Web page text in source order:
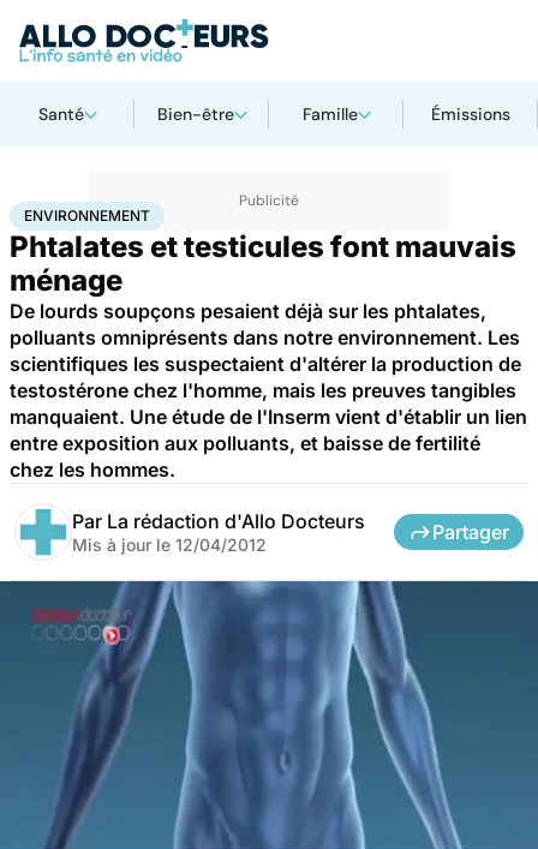
Santé Bien-être Famille Émissions
AccueilBien-êtreEnvironnement
ENVIRONNEMENT
Phtalates et testicules font mauvais
ménage
De lourds soupçons pesaient déjà sur les phtalates,
polluants omniprésents dans notre environnement. Les
scientifiques les suspectaient d'altérer la production de
testostérone chez l'homme, mais les preuves tangibles
manquaient. Une étude de l'Inserm vient d'établir un lien
entre exposition aux polluants, et baisse de fertilité
chez les hommes.
Par La rédaction d'Allo Docteurs
Mis à jour le 12/04/2012
Partager